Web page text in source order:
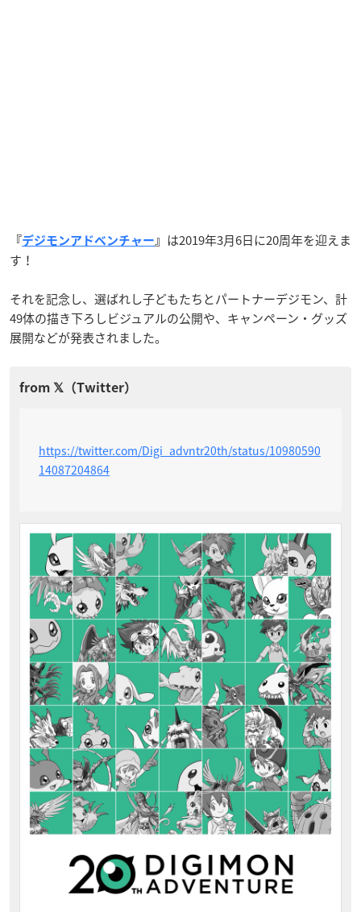
『デジモンアドベンチャー 』 は2019年3月6日に20周年を迎えま
す！
それを記念し、選ばれし子どもたちとパートナーデジモン、計
49体の描き下ろしビジュアルの公開や、キャンペーン・グッズ
展開などが発表されました。
https://twitter.com/Digi_advntr20th/status/10980590
14087204864